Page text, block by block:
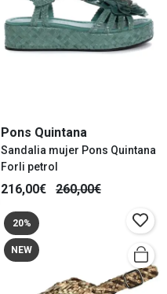
Pons Quintana
Sandalia mujer Pons Quintana
Forli petrol
216,00€ 260,00€
20%
NEW